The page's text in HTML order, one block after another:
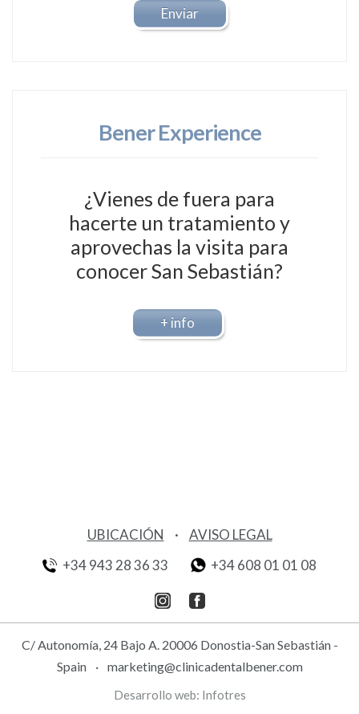
Bener Experience
¿Vienes de fuera para
hacerte un tratamiento y
aprovechas la visita para
conocer San Sebastián?
+ info
UBICACIÓN ·
AVISO LEGAL
+34 943 28 36 33
+34 608 01 01 08
C/ Autonomía, 24 Bajo A. 20006 Donostia-San Sebastián -
Spain
· marketing@clinicadentalbener.com
Desarrollo web: Infotres